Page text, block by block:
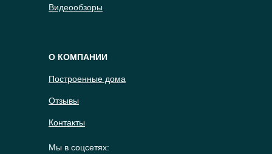
Контакты
Отзывы
Построенные дома
О КОМПАНИИ
Видеообзоры
Мы в соцсетях: